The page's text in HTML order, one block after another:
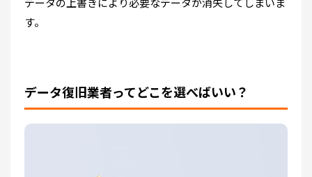
す。
データ復旧業者ってどこを選べばいい？